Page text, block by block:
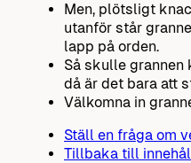
Men, plötsligt
utanför står
lapp på orden.
Så skulle grannen
då är det bara att
Välkomna in
Ställ en fråga om
Tillbaka till